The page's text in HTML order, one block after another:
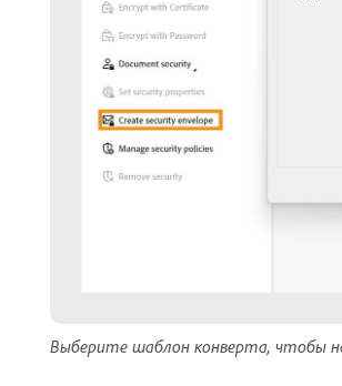
Выберите шаблон конверта, чтобы